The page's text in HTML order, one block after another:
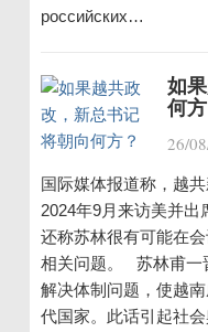
российских…
如
何方
26/
国际媒体报道称，越
2024年9月来访美并
还称苏林很有可能在
相关问题。 苏林甫一
解决体制问题，使越
代国家。此话引起社